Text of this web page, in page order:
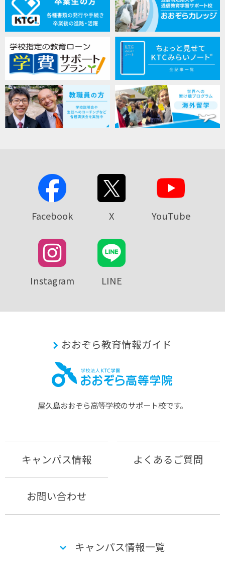
Facebook X YouTube
Instagram LINE
おおぞら教育情報ガイド
屋久島おおぞら⾼等学校のサポート校です。
キャンパス情報 よくあるご質問
お問い合わせ
キャンパス情報一覧